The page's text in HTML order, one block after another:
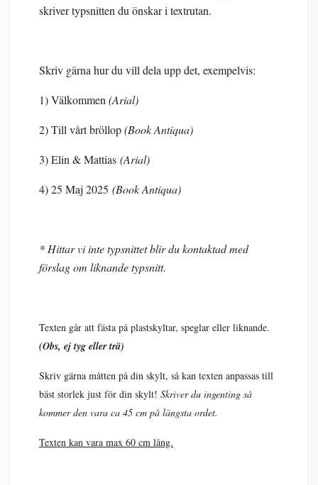
skriver typsnitten du önskar i textrutan.
Skriv gärna hur du vill dela upp det, exempelvis:
1) Välkommen (Arial)
2) Till vårt bröllop(Book Antiqua)
3) Elin & Mattias (Arial)
4) 25 Maj 2025 (Book Antiqua)
* Hittar vi inte typsnittet blir du kontaktad med
förslag om liknande typsnitt.
Texten går att fästa på plastskyltar, speglar eller liknande.
(Obs, ej tyg eller trä)
Skriv gärna måtten på din skylt, så kan texten anpassas till
bäst storlek just för din skylt! Skriver du ingenting så
kommer den vara ca 45 cm på längsta ordet.
Texten kan vara max 60 cm lång.